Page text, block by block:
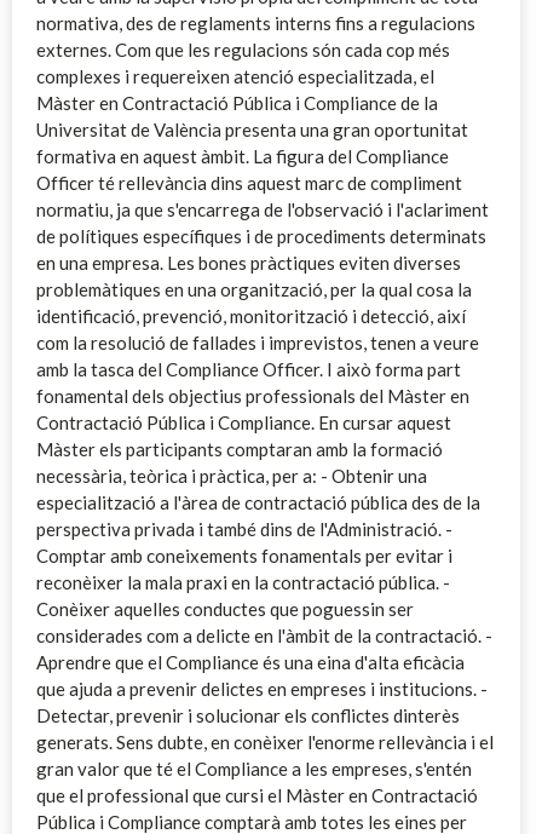
normativa, des de reglaments interns fins a regulacions
externes. Com que les regulacions són cada cop més
complexes i requereixen atenció especialitzada, el
Màster en Contractació Pública i Compliance de la
Universitat de València presenta una gran oportunitat
formativa en aquest àmbit. La figura del Compliance
Officer té rellevància dins aquest marc de compliment
normatiu, ja que s'encarrega de l'observació i l'aclariment
de polítiques específiques i de procediments determinats
en una empresa. Les bones pràctiques eviten diverses
problemàtiques en una organització, per la qual cosa la
identificació, prevenció, monitorització i detecció, així
com la resolució de fallades i imprevistos, tenen a veure
amb la tasca del Compliance Officer. I això forma part
fonamental dels objectius professionals del Màster en
Contractació Pública i Compliance. En cursar aquest
Màster els participants comptaran amb la formació
necessària, teòrica i pràctica, per a: - Obtenir una
especialització a l'àrea de contractació pública des de la
perspectiva privada i també dins de l'Administració. -
Comptar amb coneixements fonamentals per evitar i
reconèixer la mala praxi en la contractació pública. -
Conèixer aquelles conductes que poguessin ser
considerades com a delicte en l'àmbit de la contractació. -
Aprendre que el Compliance és una eina d'alta eficàcia
que ajuda a prevenir delictes en empreses i institucions. -
Detectar, prevenir i solucionar els conflictes dinterès
generats. Sens dubte, en conèixer l'enorme rellevància i el
gran valor que té el Compliance a les empreses, s'entén
que el professional que cursi el Màster en Contractació
Pública i Compliance comptarà amb totes les eines per